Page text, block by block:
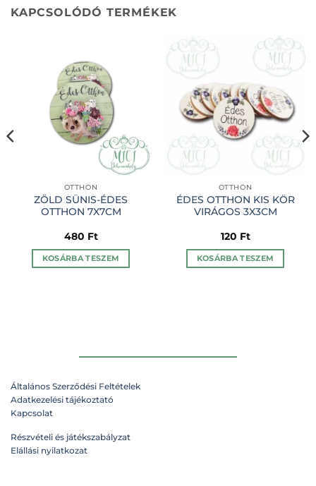
KAPCSOLÓDÓ TERMÉKEK
OTTHON
ZÖLD SÜNIS-ÉDES
OTTHON 7X7CM
480 Ft
KOSÁRBA TESZEM
OTTHON
ÉDES OTTHON KIS KÖR
VIRÁGOS 3X3CM
120 Ft
KOSÁRBA TESZEM
Általános Szerződési Feltételek
Adatkezelési tájékoztató
Kapcsolat
Részvételi és játékszabályzat
Elállási nyilatkozat